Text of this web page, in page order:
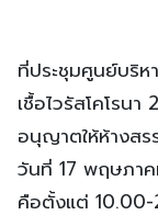
ที่ประชุมศูนย์บริห
เชื้อไวรัสโคโรน
อนุญาตให้ห้างสร
วันที่ 17 พฤษภาค
คือตั้งแต่